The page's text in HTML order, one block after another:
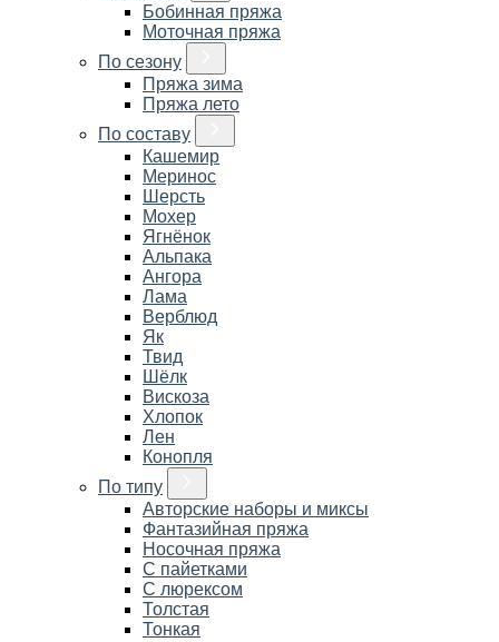
Бобинная пряжа
Моточная пряжа
По сезону
Пряжа зима
Пряжа лето
По составу
Кашемир
Меринос
Шерсть
Мохер
Ягнёнок
Альпака
Ангора
Лама
Верблюд
Як
Твид
Шёлк
Вискоза
Хлопок
Лен
Конопля
По типу
Авторские наборы и миксы
Фантазийная пряжа
Носочная пряжа
С пайетками
С люрексом
Толстая
Тонкая